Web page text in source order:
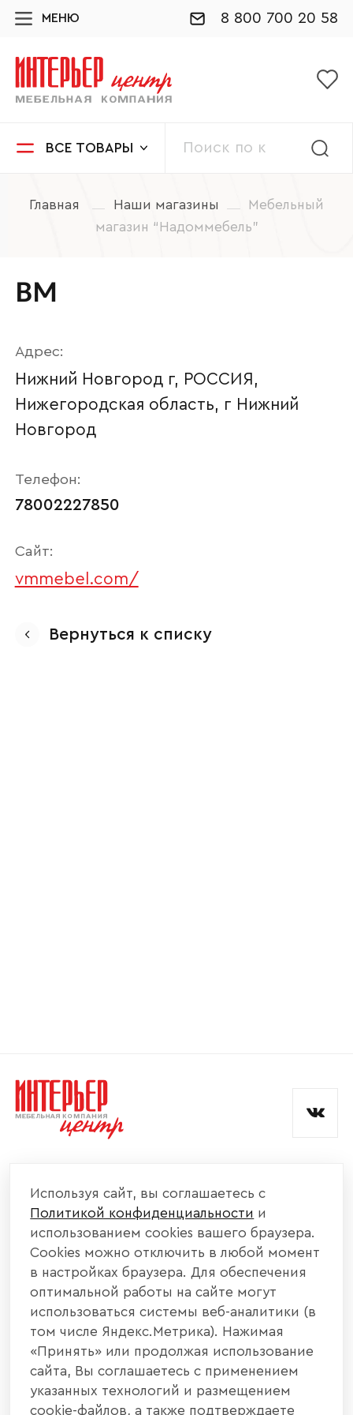
МЕНЮ 8 800 700 20 58
ВСЕ ТОВАРЫ
Главная Наши магазины
Мебельный
магазин “Надоммебель”
ВМ
Адрес:
Нижний Новгород г, РОССИЯ,
Нижегородская область, г Нижний
Новгород
Телефон:
78002227850
Сайт:
vmmebel.com/
Вернуться к списку
КАТАЛОГ МЕБЕЛИ
ИНФОРМАЦИЯ
НАШИ КОНТАКТЫ
+7 800 700 20 58
440004, г. Пенза, ул. Рябова, д. 31
Ваше имя
Используя сайт, вы соглашаетесь с
Политикой конфиденциальности и
использованием cookies вашего браузера.
Cookies можно отключить в любой момент
в настройках браузера. Для обеспечения
оптимальной работы на сайте могут
использоваться системы веб-аналитики (в
том числе Яндекс.Метрика). Нажимая
«Принять» или продолжая использование
сайта, Вы соглашаетесь с применением
указанных технологий и размещением
cookie-файлов, а также подтверждаете